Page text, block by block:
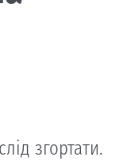
згортати.